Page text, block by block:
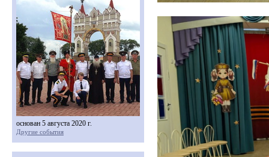
основан 5 августа 2020 г.
Другие события